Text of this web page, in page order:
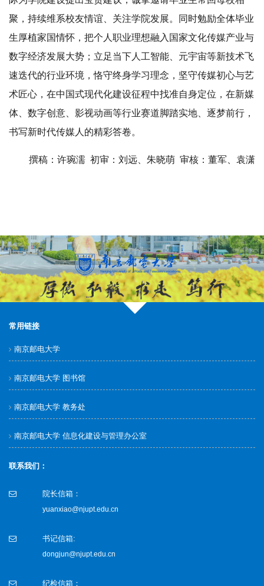
聚，持续维系校友情谊、关注学院发展。同时勉励全体毕业
生厚植家国情怀，把个人职业理想融入国家文化传媒产业与
数字经济发展大势；立足当下人工智能、元宇宙等新技术飞
速迭代的行业环境，恪守终身学习理念，坚守传媒初心与艺
术匠心，在中国式现代化建设征程中找准自身定位，在新媒
体、数字创意、影视动画等行业赛道脚踏实地、逐梦前行，
书写新时代传媒人的精彩答卷。
撰稿：许琬濡 初审：刘远、朱晓萌 审核：董军、袁潇
常用链接
南京邮电大学
南京邮电大学 图书馆
南京邮电大学 教务处
南京邮电大学 信息化建设与管理办公室
联系我们：
院长信箱：
yuanxiao@njupt.edu.cn
书记信箱:
dongjun@njupt.edu.cn
纪检信箱：